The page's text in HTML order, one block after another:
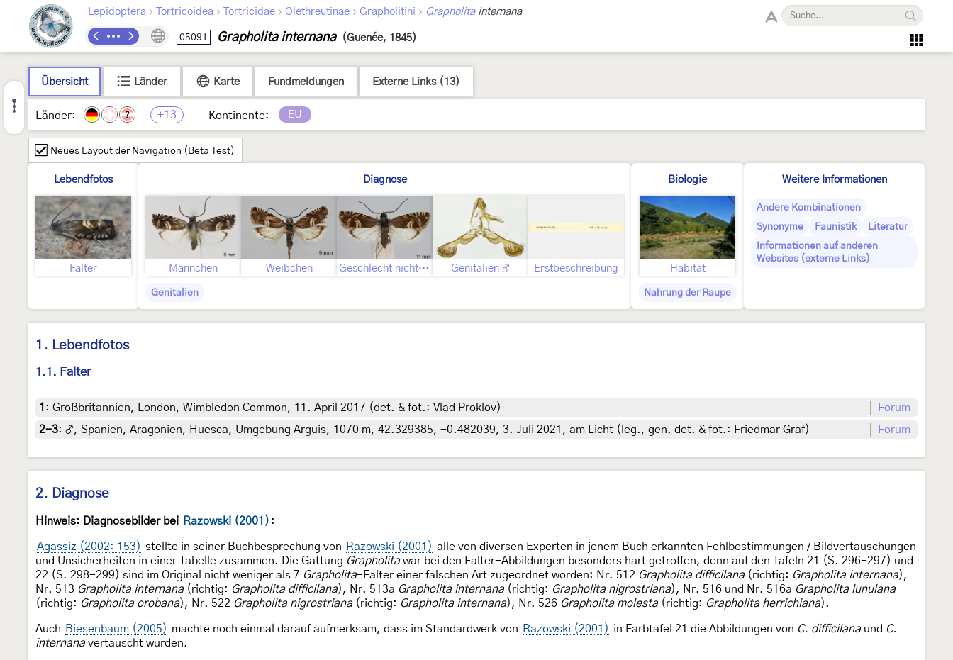
Lepidoptera › Tortricoidea › Tortricidae › Olethreutinae › Grapholitini › Grapholitainternana
05091 Grapholita internana (Guenée, 1845)
Übersicht Länder Karte Fundmeldungen Externe Links (13)
Länder: ? +13 Kontinente: EU
Neues Layout der Navigation (Beta Test)
Lebendfotos
Falter
Diagnose
Männchen Weibchen Geschlecht nicht bestimmt Genitalien ♂ Erstbeschreibung
Genitalien
Biologie
Habitat
Nahrung der Raupe
Weitere Informationen
Andere Kombinationen
Synonyme
Faunistik
Literatur
Informationen auf anderen
Websites (externe Links)
1. Lebendfotos
1.1. Falter
1 : Großbritannien, London, Wimbledon Common, 11. April 2017 (det. & fot.: Vlad Proklov)
Forum
2-3: ♂, Spanien, Aragonien, Huesca, Umgebung Arguis, 1070 m, 42.329385, -0.482039, 3. Juli 2021, am Licht (leg., gen. det. & fot.: Friedmar Graf) Forum
2. Diagnose
Hinweis: Diagnosebilder bei Razowski (2001) :
Agassiz (2002: 153) stellte in seiner Buchbesprechung von Razowski (2001) alle von diversen Experten in jenem Buch erkannten Fehlbestimmungen / Bildvertauschungen
und Unsicherheiten in einer Tabelle zusammen. Die Gattung Grapholitawar bei den Falter-Abbildungen besonders hart getroffen, denn auf den Tafeln 21 (S. 296-297) und
22 (S. 298-299) sind im Original nicht weniger als 7 Grapholita-Falter einer falschen Art zugeordnet worden: Nr. 512 Grapholita difficilana(richtig: Grapholita internana),
Nr. 513 Grapholita internana(richtig: Grapholita difficilana), Nr. 513a Grapholita internana(richtig: Grapholita nigrostriana), Nr. 516 und Nr. 516a Grapholita lunulana
(richtig: Grapholita orobana), Nr. 522 Grapholita nigrostriana(richtig: Grapholita internana), Nr. 526 Grapholita molesta(richtig: Grapholita herrichiana).
Auch Biesenbaum (2005) machte noch einmal darauf aufmerksam, dass im Standardwerk von Razowski (2001) in Farbtafel 21 die Abbildungen von C. difficilanaund C.
internanavertauscht wurden.